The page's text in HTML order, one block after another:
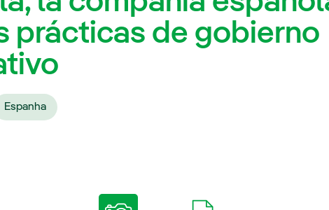
vozes
prácticas de gobierno
Espanha